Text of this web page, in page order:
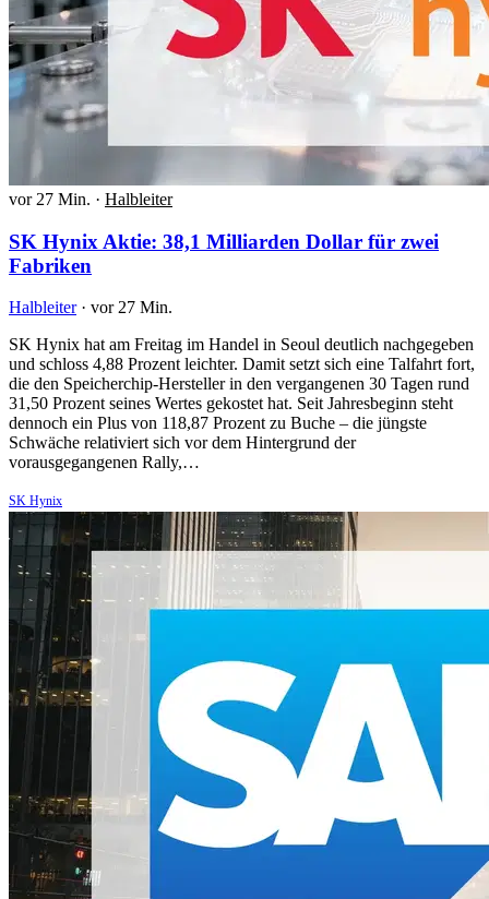
vor 27 Min. · Halbleiter
SK Hynix Aktie: 38,1 Milliarden Dollar für zwei
Fabriken
Halbleiter · vor 27 Min.
SK Hynix hat am Freitag im Handel in Seoul deutlich nachgegeben
und schloss 4,88 Prozent leichter. Damit setzt sich eine Talfahrt fort,
die den Speicherchip-Hersteller in den vergangenen 30 Tagen rund
31,50 Prozent seines Wertes gekostet hat. Seit Jahresbeginn steht
dennoch ein Plus von 118,87 Prozent zu Buche – die jüngste
Schwäche relativiert sich vor dem Hintergrund der
vorausgegangenen Rally,…
SK Hynix